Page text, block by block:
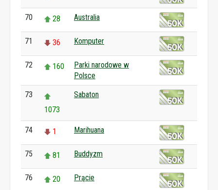
70 28 Australia
71 36 Komputer
72 160
Parki narodowe w
Polsce
73
1073
Sabaton
74 1 Marihuana
75 81 Buddyzm
76 20 Prącie